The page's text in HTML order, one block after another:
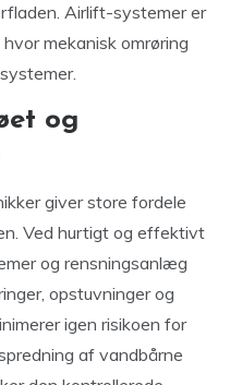
Airlift-systemer er
mekanisk omrøring
og
giver store fordele
Ved hurtigt og effektivt
og rensningsanlæg
opstuvninger og
igen risikoen for
af vandbårne